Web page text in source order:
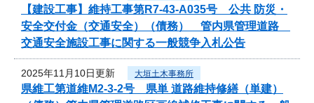
【建設工事】維持工事第R7-43-A035号 公共 防災・
安全交付金（交通安全）（債務） 管内県管理道路
交通安全施設工事に関する一般競争入札公告
2025年11月10日更新 大垣土木事務所
県維工第道維M2-3-2号 県単 道路維持修繕（単建）